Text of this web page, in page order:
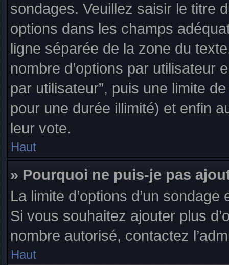
sondages. Veuillez saisir le titre
options dans les champs
ligne séparée de la zone du
nombre d’options par utilisateur
par utilisateur”, puis une limite
pour une durée illimité) et enfin
leur vote.
Haut
» Pourquoi ne puis-je pas
La limite d’options d’un
Si vous souhaitez ajouter plus
nombre autorisé, contactez
Haut